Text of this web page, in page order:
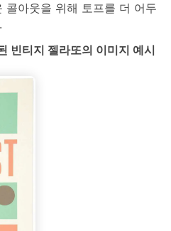
콜아웃을 위해 토프를 더 어두
빈티지 젤라또의 이미지 예시